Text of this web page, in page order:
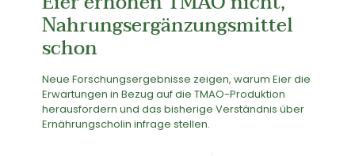
Nahrungsergänzungsmittel
schon
Neue Forschungsergebnisse zeigen, warum Eier die
Erwartungen in Bezug auf die TMAO-Produktion
herausfordern und das bisherige Verständnis über
Ernährungscholin infrage stellen.